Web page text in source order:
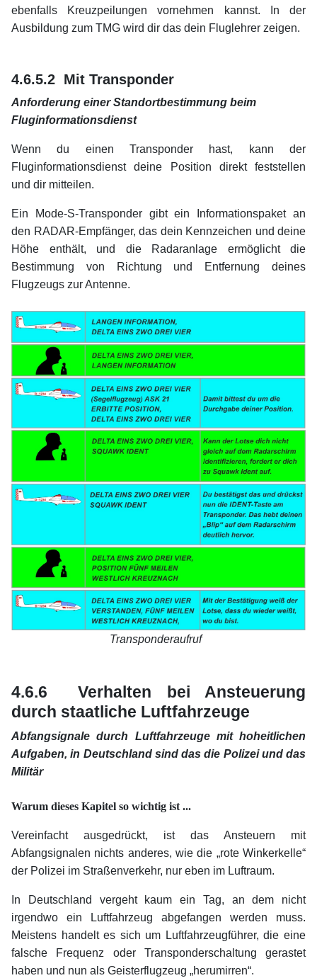
ebenfalls Kreuzpeilungen vornehmen kannst. In der
Ausbildung zum TMG wird dir das dein Fluglehrer zeigen.
4.6.5.2 Mit Transponder
Anforderung einer Standortbestimmung beim
Fluginformationsdienstxx
Wenn du einen Transponder hast, kann der
Fluginformationsdienst deine Position direkt feststellen
und dir mitteilen.
Ein Mode-S-Transponder gibt ein Informationspaket an
den RADAR-Empfänger, das dein Kennzeichen und deine
Höhe enthält, und die Radaranlage ermöglicht die
Bestimmung von Richtung und Entfernung deines
Flugzeugs zur Antenne.
Transponderaufruf
4.6.6 Verhalten bei Ansteuerung
durch staatliche Luftfahrzeuge
Abfangsignale durch Luftfahrzeuge mit hoheitlichen
Aufgaben, in Deutschland sind das die Polizei und das
Militär
Warum dieses Kapitel so wichtig ist ...
Vereinfacht ausgedrückt, ist das Ansteuern mit
Abfangsignalen nichts anderes, wie die „rote Winkerkelle“
der Polizei im Straßenverkehr, nur eben im Luftraum.
In Deutschland vergeht kaum ein Tag, an dem nicht
irgendwo ein Luftfahrzeug abgefangen werden muss.
Meistens handelt es sich um Luftfahrzeugführer, die eine
falsche Frequenz oder Transponderschaltung gerastet
haben und nun als Geisterflugzeug „herumirren“.